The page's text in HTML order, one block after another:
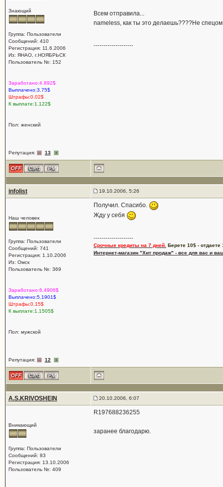
Знающий
Группа: Пользователи
Сообщений: 410
Регистрация: 11.6.2006
Из: ЯНАО, г.НОЯБРЬСК
Пользователь №: 152
Заработано:4.892$
Выплачено:3.75$
Штрафы:0.02$
К выплате:1.122$
Пол: женский
Репутация: 13
Всем отправила...
nameless, как ты это делаешь????Не
--------------------
infolist 19.10.2006, 5:26
Наш человек
Группа: Пользователи
Сообщений: 741
Регистрация: 1.10.2006
Из: Омск
Пользователь №: 369
Заработано:6.4906$
Выплачено:5.1901$
Штрафы:0.15$
К выплате:1.1505$
Пол: мужской
Репутация: 12
Получил. Спасибо.
Жду у себя
--------------------
Срочные кредиты на 7 дней. Берете 10$ - отдаете
Интернет-магазин "Хит продаж" - все для вас и
A.S.KRIVOSHEIN 20.10.2006, 6:07
Вникающий
Группа: Пользователи
Сообщений: 83
Регистрация: 13.10.2006
Пользователь №: 409
R197688236255
заранее благодарю.